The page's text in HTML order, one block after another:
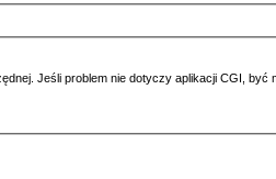
Jeśli problem nie dotyczy aplikacji CGI,